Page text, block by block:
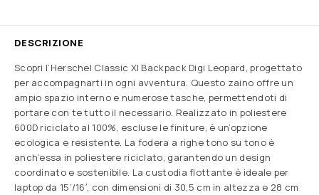
DESCRIZIONE
Scopri l’Herschel Classic Xl Backpack Digi Leopard, progettato
per accompagnarti in ogni avventura. Questo zaino offre un
ampio spazio interno e numerose tasche, permettendoti di
portare con te tutto il necessario. Realizzato in poliestere
600D riciclato al 100%, escluse le finiture, è un’opzione
ecologica e resistente. La fodera a righe tono su tono è
anch’essa in poliestere riciclato, garantendo un design
coordinato e sostenibile. La custodia flottante è ideale per
laptop da 15’/16′, con dimensioni di 30,5 cm in altezza e 28 cm